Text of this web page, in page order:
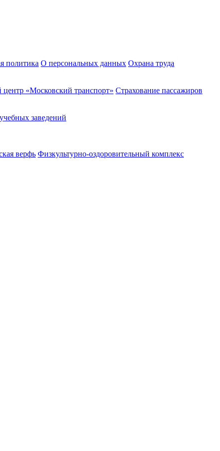
политика О персональных данных Охрана труда
«Московский транспорт» Страхование пассажиров
заведений
верфь Физкультурно-оздоровительный комплекс